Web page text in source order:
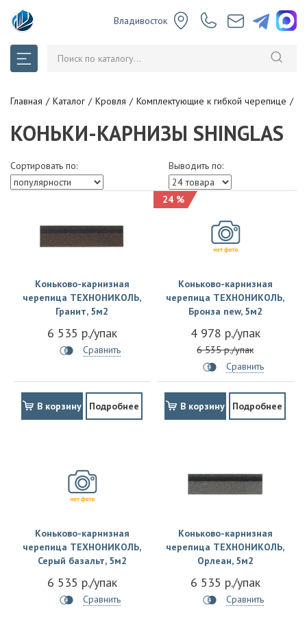
Владивосток
Главная Каталог Кровля Комплектующие к гибкой черепице
КОНЬКИ-КАРНИЗЫ SHINGLAS
Сортировать по: Выводить по:
Коньково-карнизная
черепица ТЕХНОНИКОЛЬ,
Гранит, 5м2
6 535 р./упак
Сравнить
В корзину Подробнее
24 %
Коньково-карнизная
черепица ТЕХНОНИКОЛЬ,
Бронза new, 5м2
4 978 р./упак
6 535 р./упак
Сравнить
В корзину Подробнее
Коньково-карнизная
черепица ТЕХНОНИКОЛЬ,
Серый базальт, 5м2
6 535 р./упак
Сравнить
Коньково-карнизная
черепица ТЕХНОНИКОЛЬ,
Орлеан, 5м2
6 535 р./упак
Сравнить